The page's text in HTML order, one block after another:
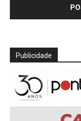
Publicidade